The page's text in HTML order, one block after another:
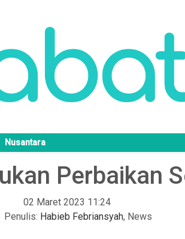
Nusantara
Perbaikan
02 Maret 2023 11:24
Penulis: Habieb Febriansyah, News